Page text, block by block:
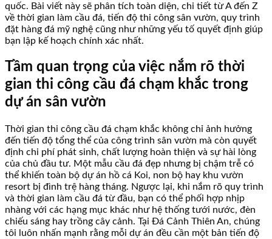
quốc. Bài viết này sẽ phân tích toàn diện, chi tiết từ A đến Z
về thời gian làm cầu đá, tiến độ thi công sân vườn, quy trình
đặt hàng đá mỹ nghệ cũng như những yếu tố quyết định giúp
bạn lập kế hoạch chính xác nhất.
Tầm quan trọng của việc nắm rõ thời
gian thi công cầu đá chạm khắc trong
dự án sân vườn
Thời gian thi công cầu đá chạm khắc không chỉ ảnh hưởng
đến tiến độ tổng thể của công trình sân vườn mà còn quyết
định chi phí phát sinh, chất lượng hoàn thiện và sự hài lòng
của chủ đầu tư. Một mẫu cầu đá đẹp nhưng bị chậm trễ có
thể khiến toàn bộ dự án hồ cá Koi, non bộ hay khu vườn
resort bị đình trệ hàng tháng. Ngược lại, khi nắm rõ quy trình
và thời gian làm cầu đá từ đầu, bạn có thể phối hợp nhịp
nhàng với các hạng mục khác như hệ thống tưới nước, đèn
chiếu sáng hay trồng cây cảnh. Tại Đá Cảnh Thiên An, chúng
tôi luôn nhấn mạnh rằng mỗi dự án đều cần một bản tiến độ